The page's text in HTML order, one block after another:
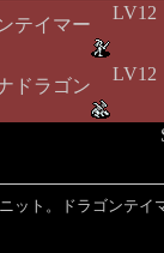
テイマー
ドラゴン
ット。ドラゴンテイ